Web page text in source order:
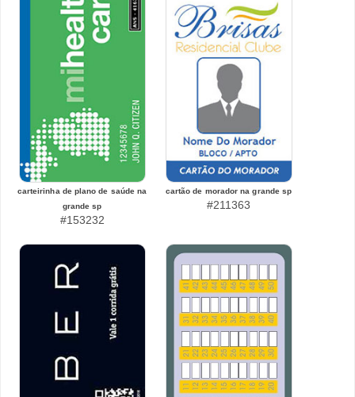
carteirinha de plano de saúde na
grande sp
#153232
cartão de morador na grande sp
#211363